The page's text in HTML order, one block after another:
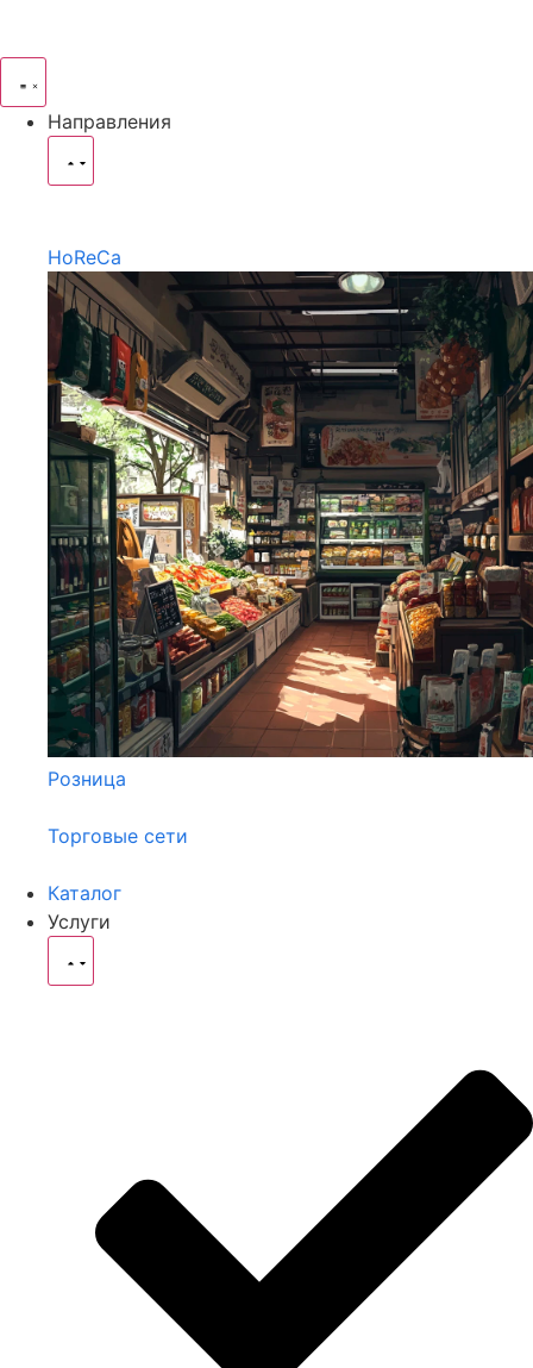
Направления
HoReCa
Розница
Торговые сети
Каталог
Услуги